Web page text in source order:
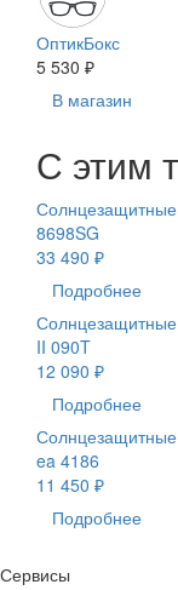
ОптикБокс
5 530 ₽
В магазин
С этим
8698SG
33 490 ₽
Подробнее
II 090T
12 090 ₽
Подробнее
ea 4186
11 450 ₽
Подробнее
Сервисы